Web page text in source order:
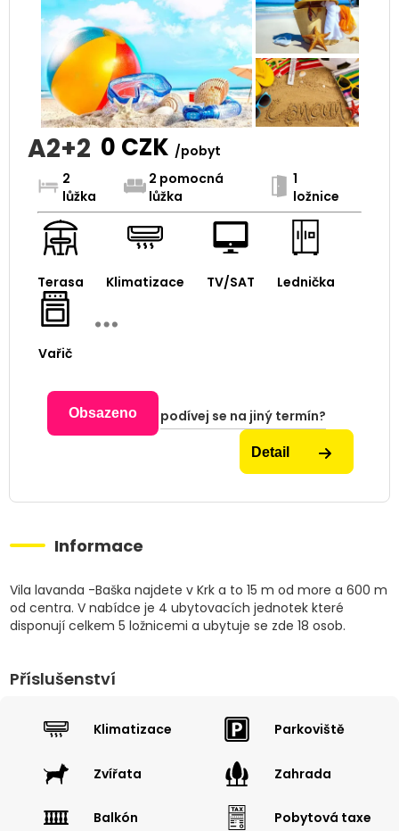
A2+2 0 CZK /pobyt
2
lůžka
2 pomocná
lůžka
1
ložnice
Terasa Klimatizace TV/SAT Lednička
Vařič
Obsazeno podívej se na jiný termín?
Detail
Informace
Vila lavanda -Baška najdete v Krk a to 15 m od more a 600 m
od centra. V nabídce je 4 ubytovacích jednotek které
disponují celkem 5 ložnicemi a ubytuje se zde 18 osob.
Příslušenství
Klimatizace Parkoviště
Zvířata Zahrada
Balkón Pobytová taxe